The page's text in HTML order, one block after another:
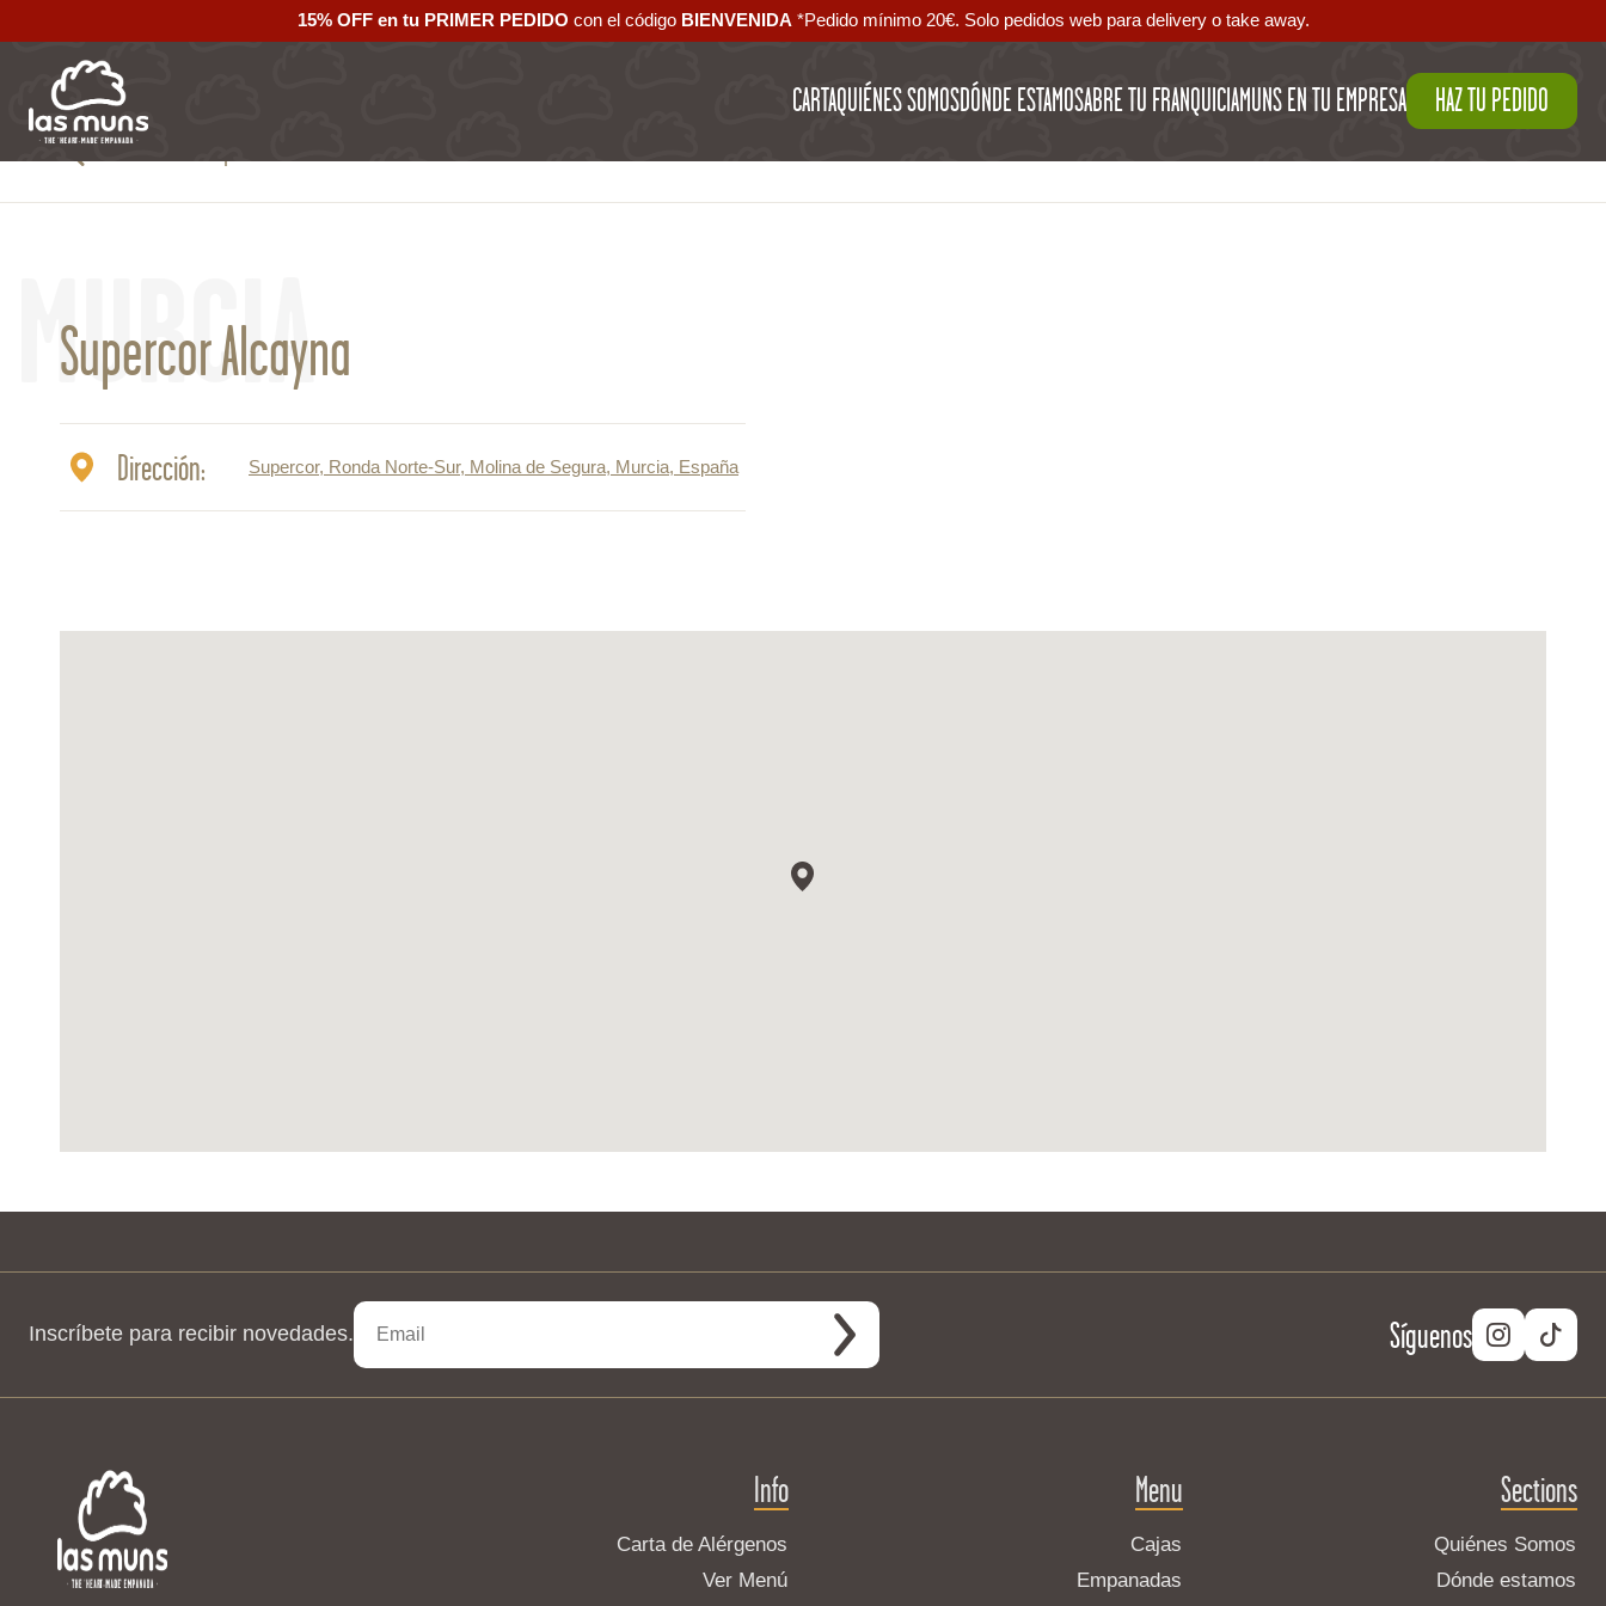
15% OFF en tu PRIMER PEDIDO con el código ‪ BIENVENIDA‬ *Pedido mínimo 20€. Solo pedidos web para delivery o take away.
CARTAQUIÉNES SOMOSDÓNDE ESTAMOSABRE TU FRANQUICIAMUNS EN TU EMPRESA HAZ TU PEDIDO
MURCIA
Supercor Alcayna
Dirección: Supercor, Ronda Norte-Sur, Molina de Segura, Murcia, España
Inscríbete para recibir novedades. Síguenos
Info
Carta de Alérgenos
Ver Menú
Menu
Cajas
Empanadas
Sections
Quiénes Somos
Dónde estamos